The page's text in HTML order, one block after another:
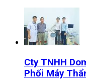
Cty TNHH
Phối Máy